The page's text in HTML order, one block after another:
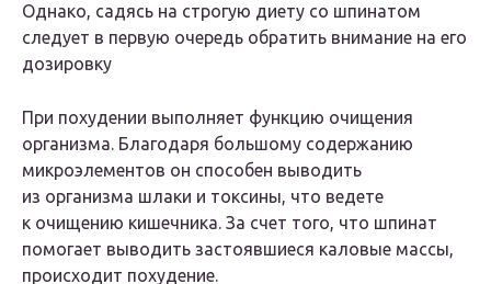
Однако, садясь на строгую диету со шпинатом
следует в первую очередь обратить внимание на его
дозировку
При похудении выполняет функцию очищения
организма. Благодаря большому содержанию
микроэлементов он способен выводить
из организма шлаки и токсины, что ведете
к очищению кишечника. За счет того, что шпинат
помогает выводить застоявшиеся каловые массы,
происходит похудение.